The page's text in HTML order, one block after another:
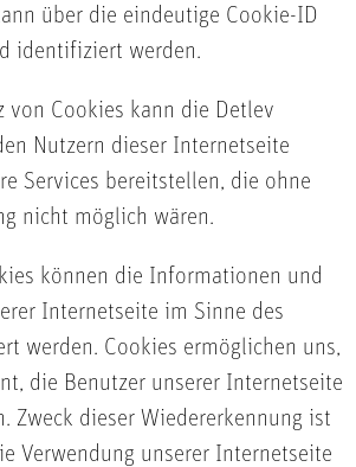
über die eindeutige Cookie-ID
identifiziert werden.
von Cookies kann die Detlev
Nutzern dieser Internetseite
Services bereitstellen, die ohne
nicht möglich wären.
können die Informationen und
Internetseite im Sinne des
werden. Cookies ermöglichen uns,
die Benutzer unserer Internetseite
Zweck dieser Wiedererkennung ist
Verwendung unserer Internetseite